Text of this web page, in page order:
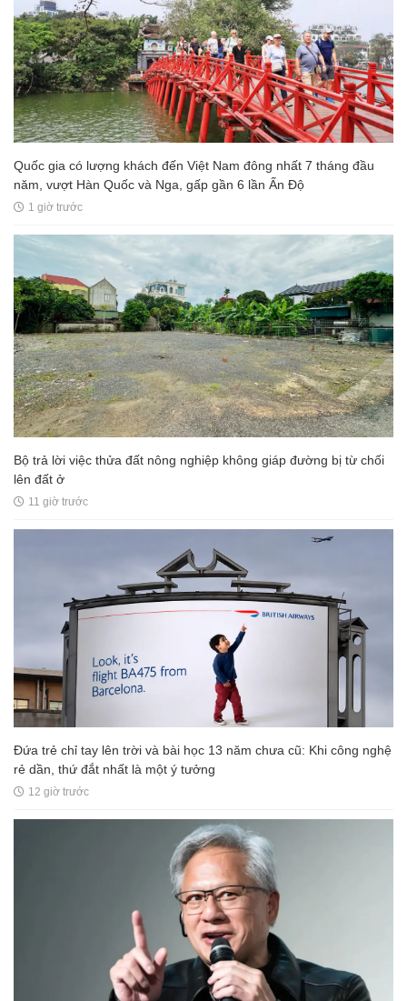
Quốc gia có lượng khách đến Việt Nam đông nhất 7 tháng đầu
năm, vượt Hàn Quốc và Nga, gấp gần 6 lần Ấn Độ
1 giờ trước
Bộ trả lời việc thửa đất nông nghiệp không giáp đường bị từ chối
lên đất ở
11 giờ trước
Đứa trẻ chỉ tay lên trời và bài học 13 năm chưa cũ: Khi công nghệ
rẻ dần, thứ đắt nhất là một ý tưởng
12 giờ trước